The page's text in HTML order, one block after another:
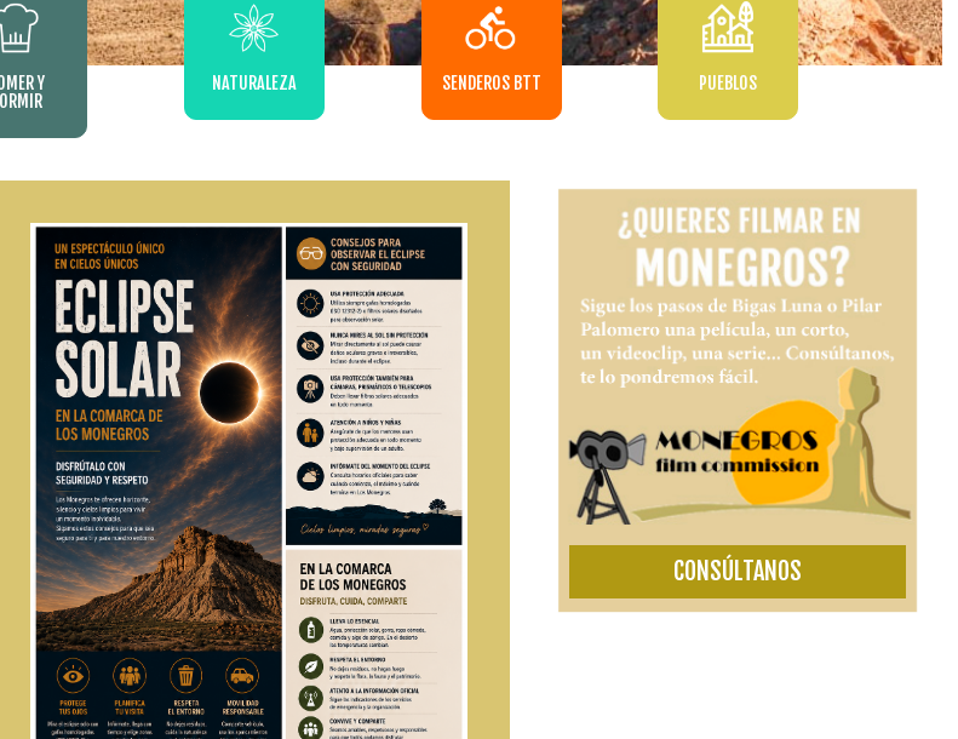
Y
NATURALEZA SENDEROS BTT PUEBLOS
CONSÚLTANOS